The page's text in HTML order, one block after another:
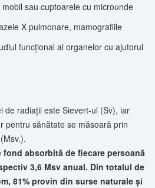
sau cuptoarele cu microunde
X pulmonare, mamografiile
funcţional al organelor cu ajutorul
de radiaţii este Sievert-ul (Sv), iar
pentru sănătate se măsoară prin
fond absorbită de fiecare persoană
3,6 Msv anual. Din totalul de
81% provin din surse naturale şi